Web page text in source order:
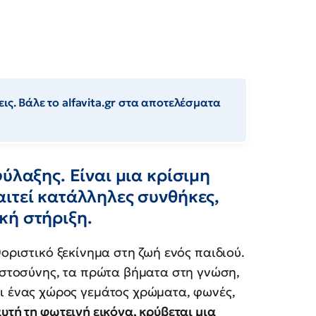
Βάλε το alfavita.gr στα αποτελέσματα
Είναι μια κρίσιμη
κατάλληλες συνθήκες,
στήριξη.
ξεκίνημα στη ζωή ενός παιδιού.
τα πρώτα βήματα στη γνώση,
ένας χώρος γεμάτος χρώματα, φωνές,
τη φωτεινή εικόνα, κρύβεται μια